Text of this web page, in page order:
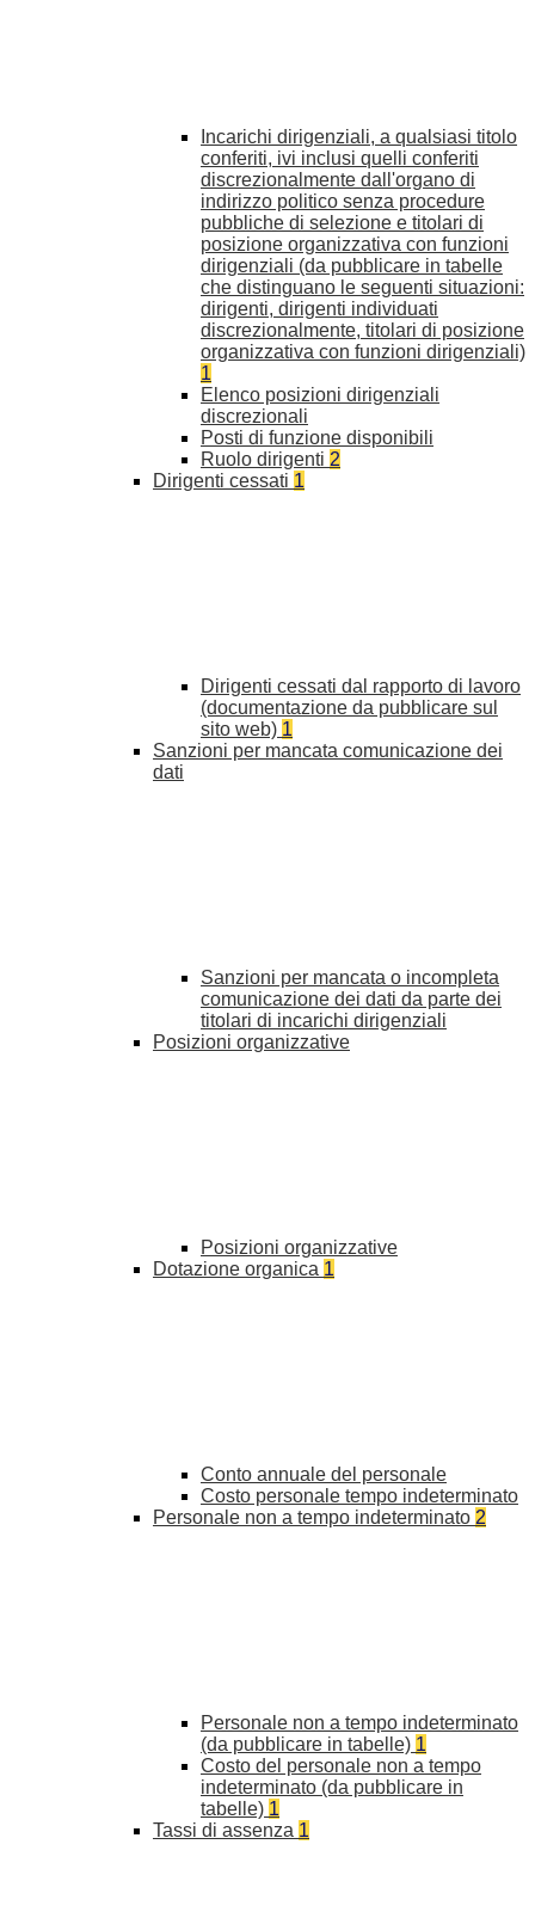
Incarichi dirigenziali, a qualsiasi titolo
conferiti, ivi inclusi quelli conferiti
discrezionalmente dall'organo di
indirizzo politico senza procedure
pubbliche di selezione e titolari di
posizione organizzativa con funzioni
dirigenziali (da pubblicare in tabelle
che distinguano le seguenti situazioni:
dirigenti, dirigenti individuati
discrezionalmente, titolari di posizione
organizzativa con funzioni dirigenziali)
1
Elenco posizioni dirigenziali
discrezionali
Posti di funzione disponibili
Ruolo dirigenti 2
Dirigenti cessati 1
Dirigenti cessati dal rapporto di lavoro
(documentazione da pubblicare sul
sito web) 1
Sanzioni per mancata comunicazione dei
dati
Sanzioni per mancata o incompleta
comunicazione dei dati da parte dei
titolari di incarichi dirigenziali
Posizioni organizzative
Posizioni organizzative
Dotazione organica 1
Conto annuale del personale
Costo personale tempo indeterminato
Personale non a tempo indeterminato 2
Personale non a tempo indeterminato
(da pubblicare in tabelle) 1
Costo del personale non a tempo
indeterminato (da pubblicare in
tabelle) 1
Tassi di assenza 1